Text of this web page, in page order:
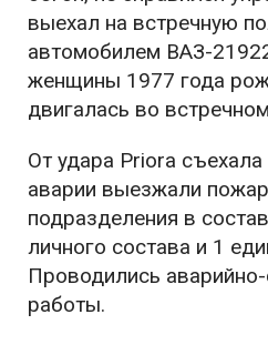
выехал на встречную
автомобилем ВАЗ-
женщины 1977 года
двигалась во
От удара Priora
аварии выезжали
подразделения в
личного состава и 1
Проводились
работы.